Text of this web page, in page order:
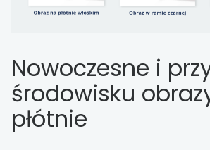
Nowoczesne i
środowisku
płótnie